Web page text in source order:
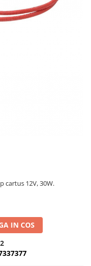
cartus 12V, 30W.
IN COS